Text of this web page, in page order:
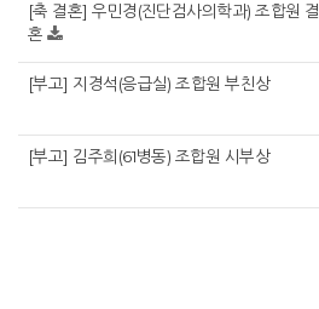
[축 결혼] 우민경(진단검사의학과) 조합원 결
혼
[부고] 지경석(응급실) 조합원 부친상
[부고] 김주희(61병동) 조합원 시부상